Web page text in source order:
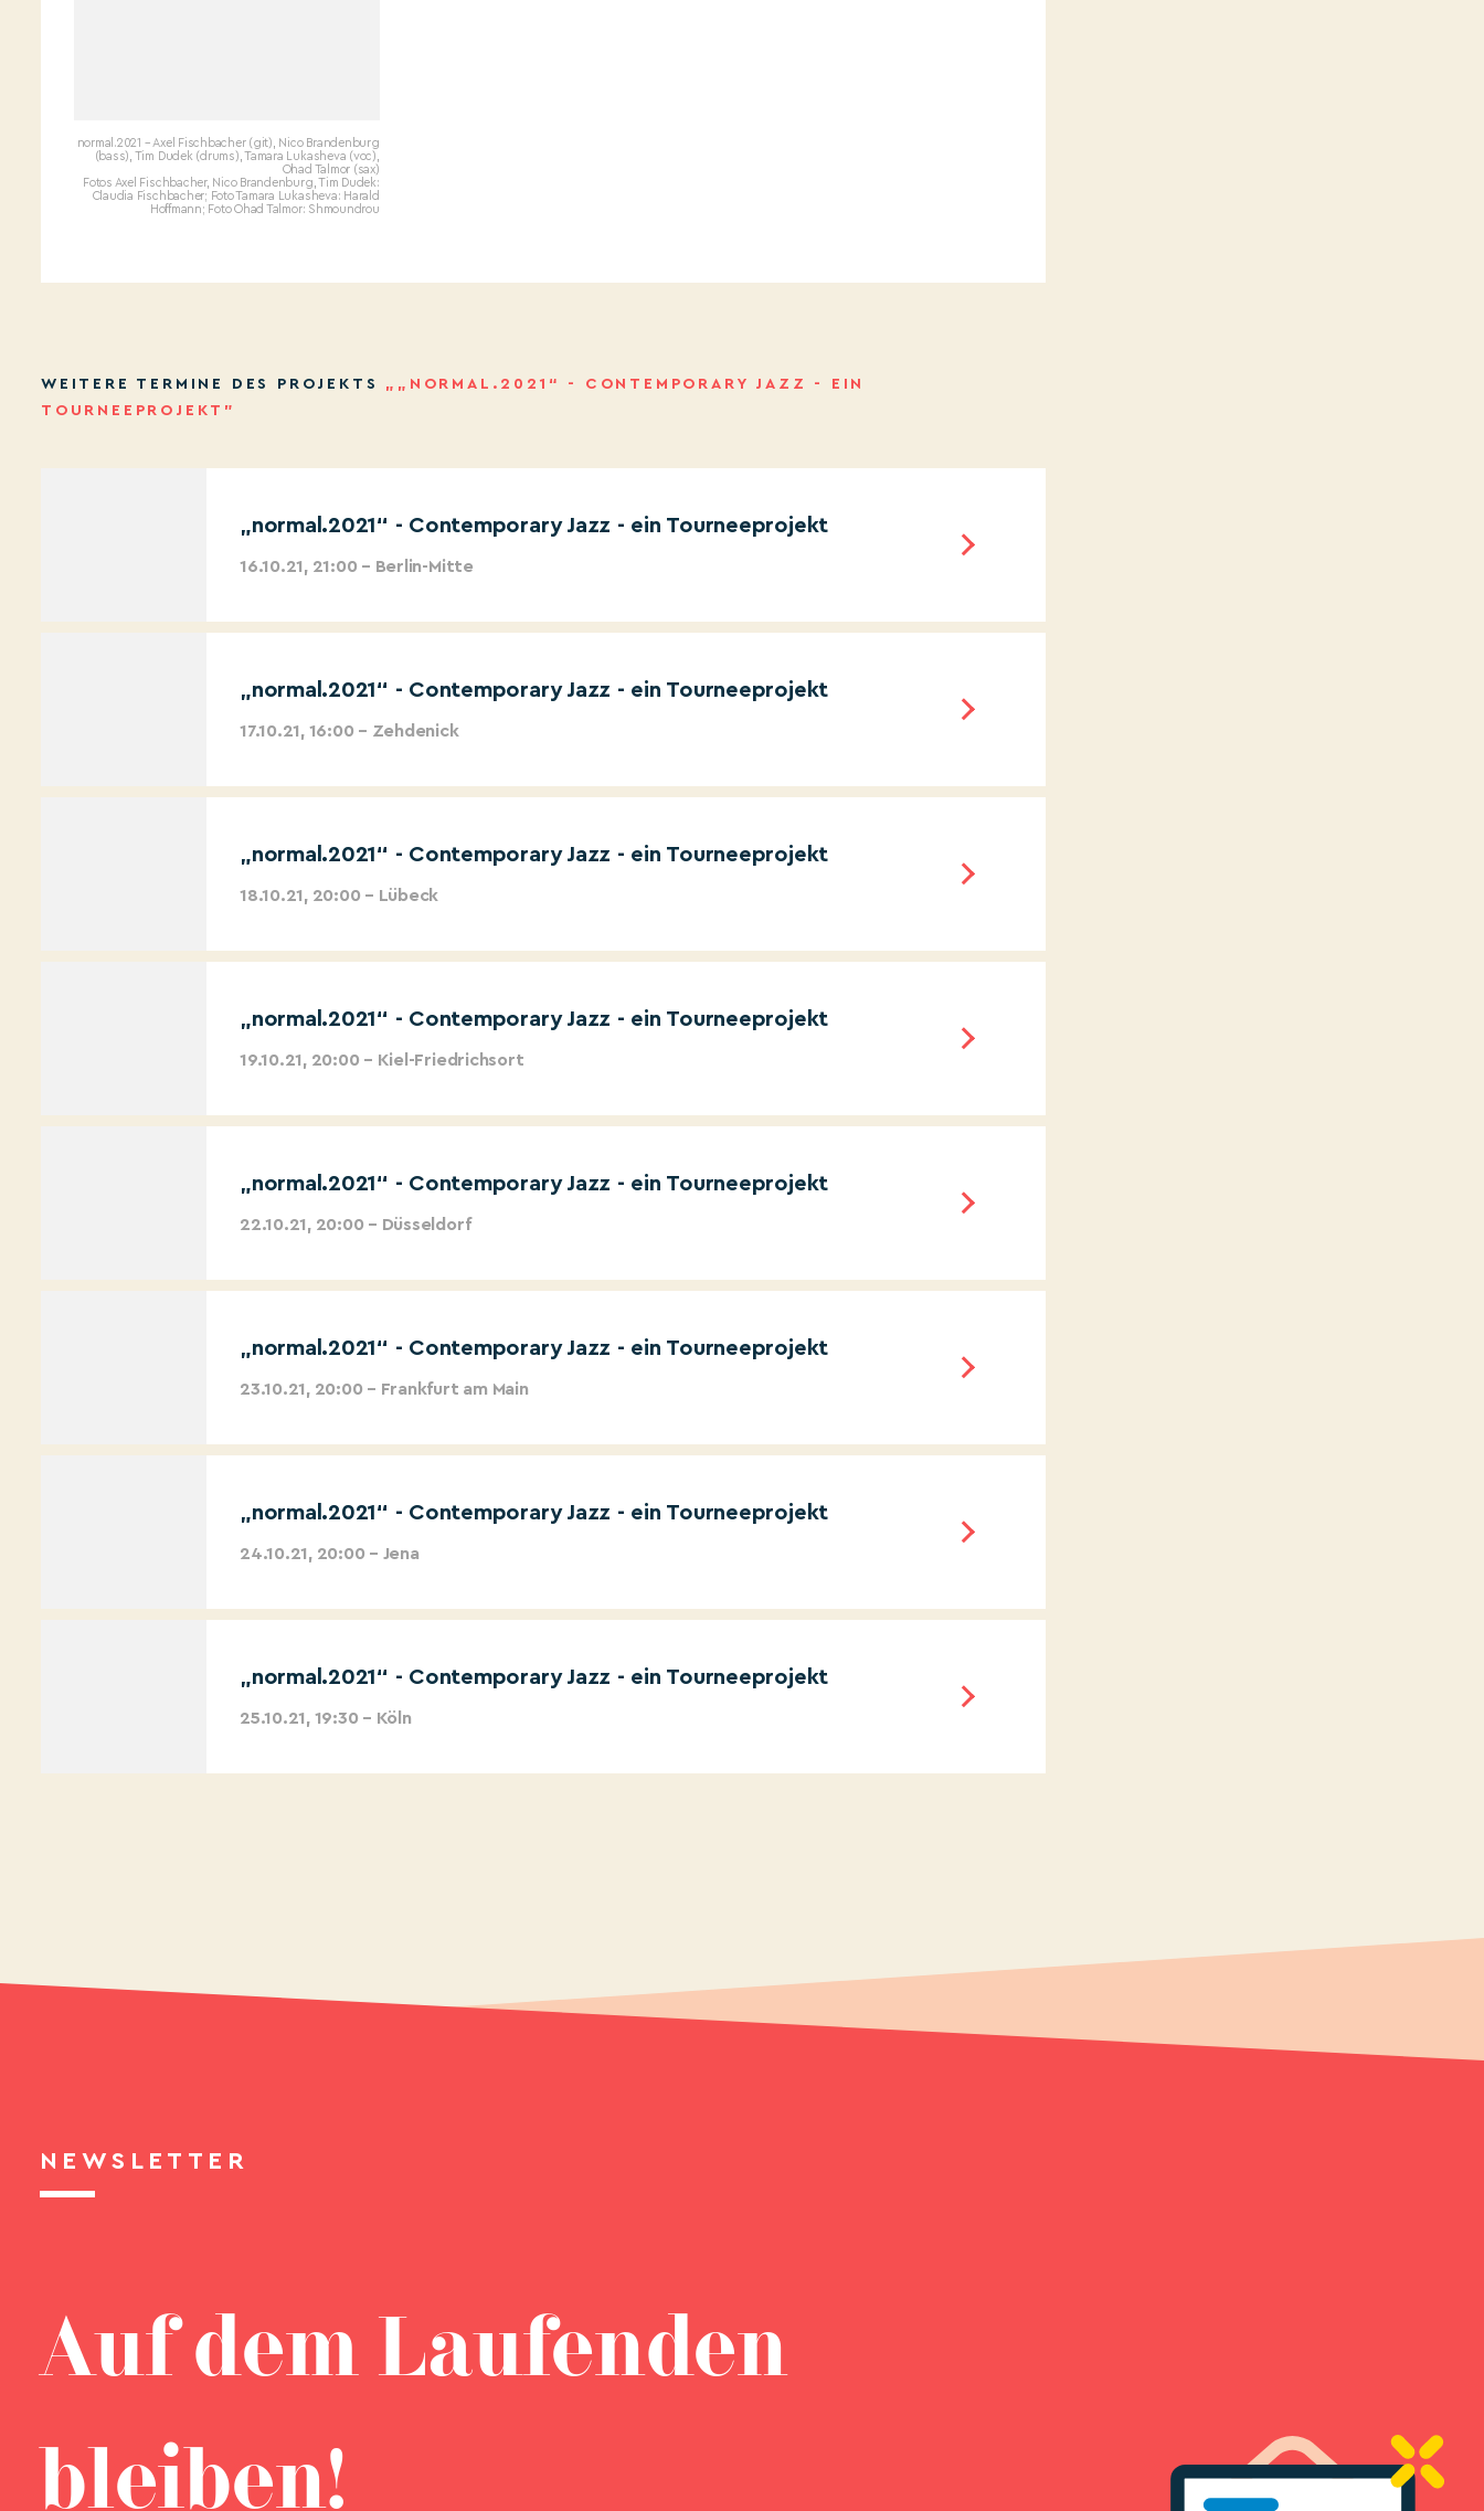
normal.2021 – Axel Fischbacher (git), Nico Brandenburg
(bass), Tim Dudek (drums), Tamara Lukasheva (voc),
Ohad Talmor (sax)
Fotos Axel Fischbacher, Nico Brandenburg, Tim Dudek:
Claudia Fischbacher; Foto Tamara Lukasheva: Harald
Hoffmann; Foto Ohad Talmor: Shmoundrou
WEITERE TERMINE DES PROJEKTS „„NORMAL.2021“ - CONTEMPORARY JAZZ - EIN
TOURNEEPROJEKT”
„normal.2021“ - Contemporary Jazz - ein Tourneeprojekt
16.10.21, 21:00 – Berlin-Mitte
„normal.2021“ - Contemporary Jazz - ein Tourneeprojekt
17.10.21, 16:00 – Zehdenick
„normal.2021“ - Contemporary Jazz - ein Tourneeprojekt
18.10.21, 20:00 – Lübeck
„normal.2021“ - Contemporary Jazz - ein Tourneeprojekt
19.10.21, 20:00 – Kiel-Friedrichsort
„normal.2021“ - Contemporary Jazz - ein Tourneeprojekt
22.10.21, 20:00 – Düsseldorf
„normal.2021“ - Contemporary Jazz - ein Tourneeprojekt
23.10.21, 20:00 – Frankfurt am Main
„normal.2021“ - Contemporary Jazz - ein Tourneeprojekt
24.10.21, 20:00 – Jena
„normal.2021“ - Contemporary Jazz - ein Tourneeprojekt
25.10.21, 19:30 – Köln
NEWSLETTER
Auf dem Laufenden
bleiben!